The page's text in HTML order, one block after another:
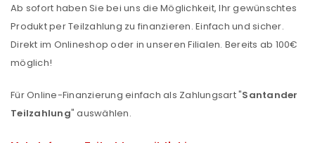
Ab sofort haben Sie bei uns die Möglichkeit, Ihr gewünschtes
Produkt per Teilzahlung zu finanzieren. Einfach und sicher.
Direkt im Onlineshop oder in unseren Filialen. Bereits ab 100€
möglich!
Für Online-Finanzierung einfach als Zahlungsart "Santander
Teilzahlung" auswählen.